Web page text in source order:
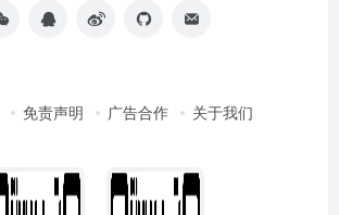
免责声明 广告合作 关于我们